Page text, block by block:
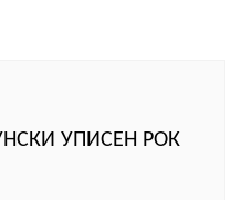
УПИСЕН РОК